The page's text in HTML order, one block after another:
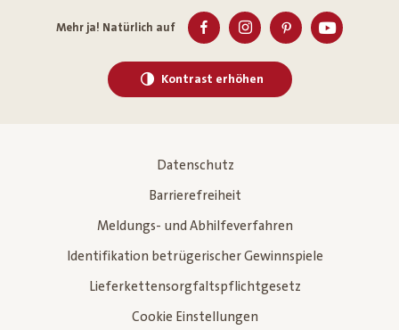
Mehr ja! Natürlich auf
Kontrast erhöhen
Datenschutz
Barrierefreiheit
Meldungs- und Abhilfeverfahren
Identifikation betrügerischer Gewinnspiele
Lieferkettensorgfaltspflichtgesetz
Cookie Einstellungen